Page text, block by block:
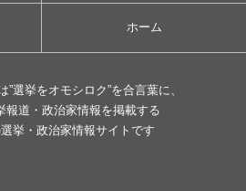
ホーム
選挙をオモシロク”を合言葉に、
報道・政治家情報を掲載する
挙・政治家情報サイトです